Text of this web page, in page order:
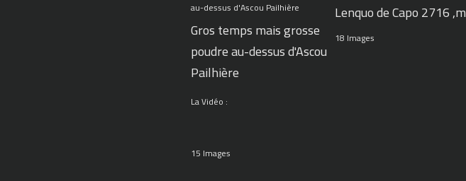
Gros temps mais grosse
poudre au-dessus d'Ascou
Pailhière
La Vidéo :
15 Images
Lenquo de Capo 2716 ,m
18 Images